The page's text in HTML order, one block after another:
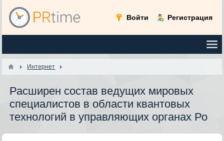
Войти Регистрация
Интернет
Расширен состав ведущих мировых
специалистов в области квантовых
технологий в управляющих органах Ро